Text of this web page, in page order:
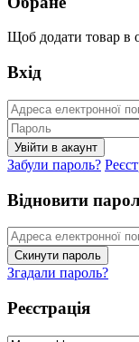
Щоб додати товар в
Вхід
Забули пароль?
Відновити
Згадали пароль?
Реєстрація